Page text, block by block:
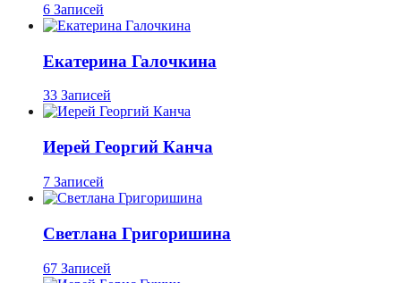
6 Записей
Екатерина Галочкина
33 Записей
Иерей Георгий Канча
7 Записей
Светлана Григоришина
67 Записей